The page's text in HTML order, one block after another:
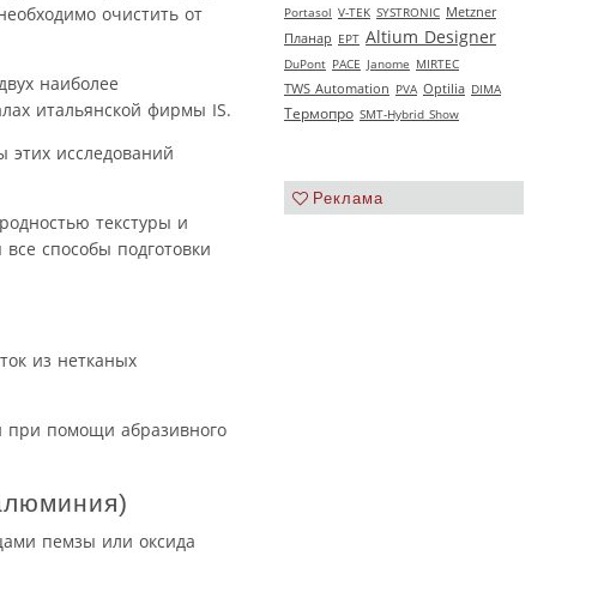
Portasol V‑TEK SYSTRONIC Metzner
Планар EPT Altium Designer
DuPont РАСЕ Janome MIRTEC
TWS Automation PVA Optilia DIMA
Термопро SMT-Hybrid Show
Реклама
очистить от
наиболее
итальянской фирмы IS.
этих исследований
текстуры и
способы подготовки
из нетканых
при помощи абразивного
пемзы или оксида